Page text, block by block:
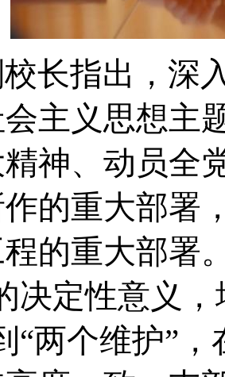
长指出 ，深
主义思想主
神、动员全
的重大部署
的重大部署
决定性意义
“两个维护”